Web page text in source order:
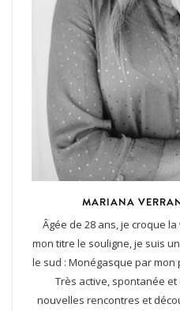
MARIANA
Âgée de 28 ans, je croque
mon titre le souligne, je suis
le sud : Monégasque par
Très active, spontanée
nouvelles rencontres et